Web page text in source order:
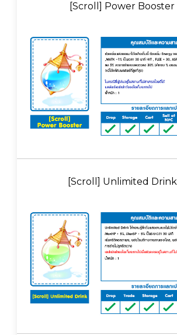
[Scroll] Power Booster
[Scroll] Unlimited Drink